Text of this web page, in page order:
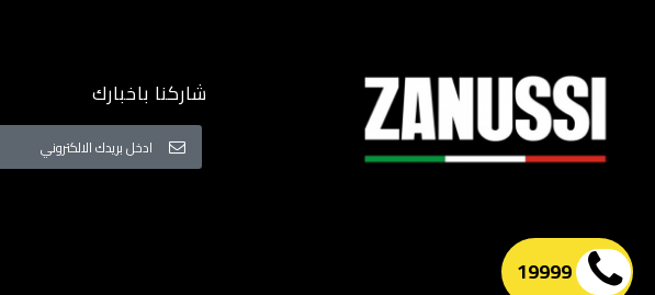
شاركنا باخبارك
سجل
في
نشرتنا
19999